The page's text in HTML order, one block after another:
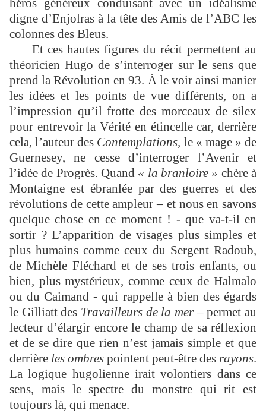
héros généreux conduisant avec un idéalisme
digne d’Enjolras à la tête des Amis de l’ABC les
colonnes des Bleus.
Et ces hautes figures du récit permettent au
théoricien Hugo de s’interroger sur le sens que
prend la Révolution en 93. À le voir ainsi manier
les idées et les points de vue différents, on a
l’impression qu’il frotte des morceaux de silex
pour entrevoir la Vérité en étincelle car, derrière
cela, l’auteur des Contemplations, le « mage » de
Guernesey, ne cesse d’interroger l’Avenir et
l’idée de Progrès. Quand « la branloire » chère à
Montaigne est ébranlée par des guerres et des
révolutions de cette ampleur – et nous en savons
quelque chose en ce moment ! - que va-t-il en
sortir ? L’apparition de visages plus simples et
plus humains comme ceux du Sergent Radoub,
de Michèle Fléchard et de ses trois enfants, ou
bien, plus mystérieux, comme ceux de Halmalo
ou du Caimand - qui rappelle à bien des égards
le Gilliatt des Travailleurs de la mer –permet au
lecteur d’élargir encore le champ de sa réflexion
et de se dire que rien n’est jamais simple et que
derrière les ombres pointent peut-être des rayons.
La logique hugolienne irait volontiers dans ce
sens, mais le spectre du monstre qui rit est
toujours là, qui menace.